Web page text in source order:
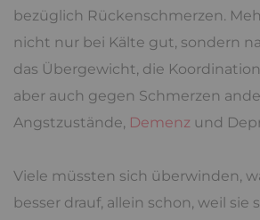
bezüglich Rückenschmerzen.
nicht nur bei Kälte gut, sondern
das Übergewicht, die
aber auch gegen Schmerzen
Angstzustände, Demenz und
Viele müssten sich überwinden,
besser drauf, allein schon, weil